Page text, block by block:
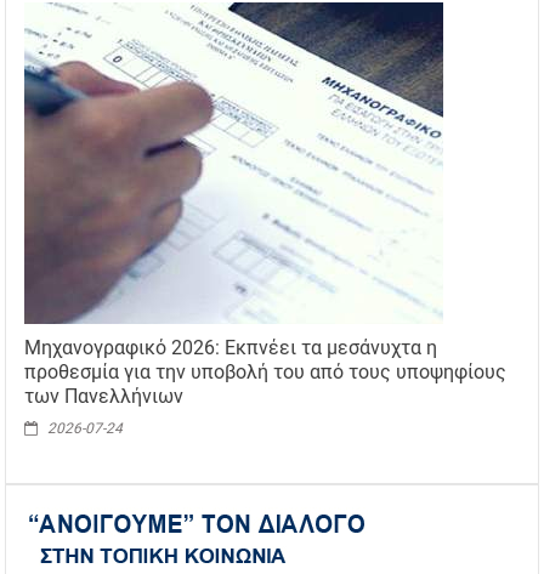
Μηχανογραφικό 2026: Εκπνέει τα μεσάνυχτα η
προθεσμία για την υποβολή του από τους υποψηφίους
των Πανελλήνιων
2026-07-24